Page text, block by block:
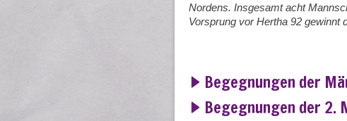
Nordens. Insgesamt acht
Vorsprung vor Hertha 92 gewinnt
Begegnungen der
Begegnungen der 2.